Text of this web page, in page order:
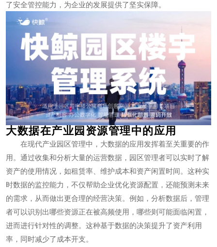
了安全管控能力，为企业的发展提供了坚实保障。
大数据在产业园资源管理中的应用
在现代产业园区管理中，大数据的应用发挥着至关重要的作
用。通过收集和分析大量的运营数据，园区管理者可以实时了解
资产的使用情况，如租赁率、维护成本和资产闲置时间。这种实
时数据的监控能力，不仅帮助企业优化资源配置，还能预测未来
的需求，从而做出更合理的经营决策。例如，分析数据后，管理
者可以识别出哪些资源正在被高频使用，哪些则可能面临闲置，
进而进行针对性的调整。这种基于数据的决策提升了资产利用
率，同时减少了成本开支。